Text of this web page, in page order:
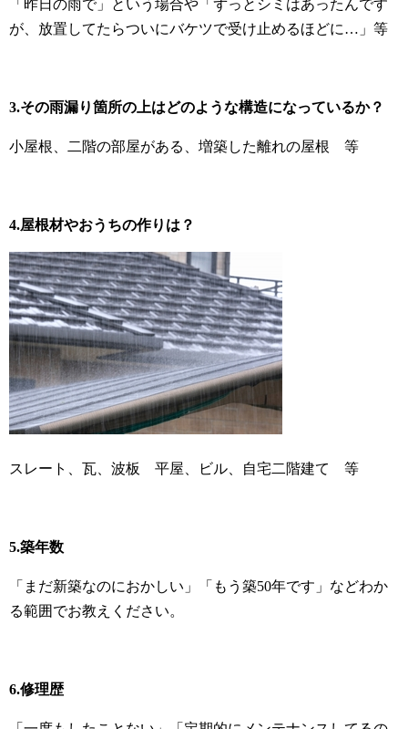
「昨日の雨で」という場合や「ずっとシミはあったんです
が、放置してたらついにバケツで受け止めるほどに…」等
3.その雨漏り箇所の上はどのような構造になっているか？
小屋根、二階の部屋がある、増築した離れの屋根 等
4.屋根材やおうちの作りは？
スレート、瓦、波板 平屋、ビル、自宅二階建て 等
5.築年数
「まだ新築なのにおかしい」「もう築50年です」などわか
る範囲でお教えください。
6.修理歴